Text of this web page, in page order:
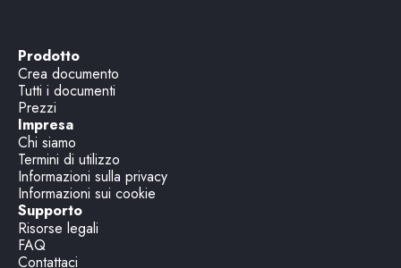
Prodotto
Crea documento
Tutti i documenti
Prezzi
Impresa
Chi siamo
Termini di utilizzo
Informazioni sulla privacy
Informazioni sui cookie
Supporto
Risorse legali
FAQ
Contattaci